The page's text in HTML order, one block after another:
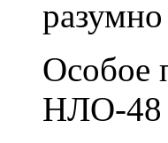
Особое
НЛО-48